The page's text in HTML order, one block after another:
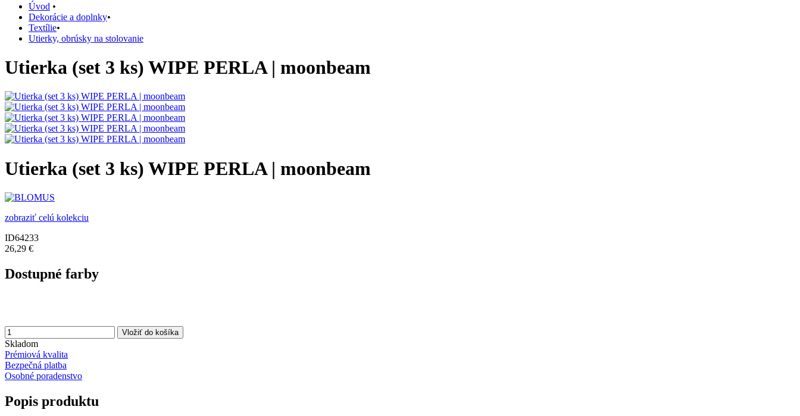
Úvod •
Dekorácie a doplnky•
Textílie•
Utierky, obrúsky na stolovanie
Utierka (set 3 ks) WIPE PERLA | moonbeam
Utierka (set 3 ks) WIPE PERLA | moonbeam
zobraziť celú kolekciu
ID64233
26,29 €
Dostupné farby
Vložiť do košíka
Skladom
Prémiová kvalita
Bezpečná platba
Osobné poradenstvo
Popis produktu